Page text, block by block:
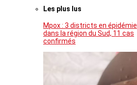
Les plus lus
Mpox : 3 districts en épidémie
dans la région du Sud, 11 cas
confirmés